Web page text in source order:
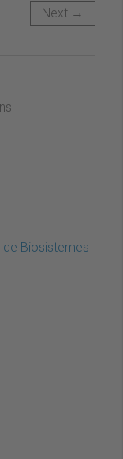
Next →
de Biosistemes